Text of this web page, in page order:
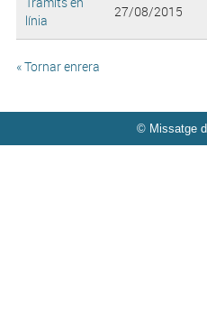
línia
27/08/2015
« Tornar enrera
© Missatge